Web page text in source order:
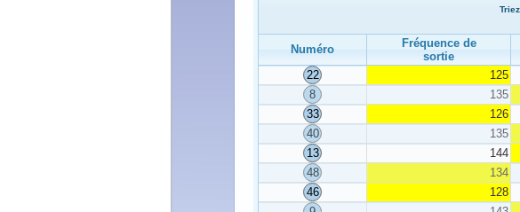
Numéro
Fréquence de
sortie
22
125
8
135
33
126
40
135
13
144
48
134
46
128